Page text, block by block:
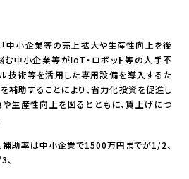
中小企業等の売上拡大や生産性向上を後
む中小企業等がIoT・ロボット等の人手不
技術等を活用した専用設備を導入するた
補助することにより、省力化投資を促進し
生産性向上を図るとともに、賃上げにつ
補助率は中小企業で1500万円までが1/2、